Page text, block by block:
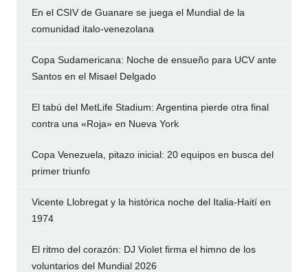
En el CSIV de Guanare se juega el Mundial de la
comunidad italo-venezolana
Copa Sudamericana: Noche de ensueño para UCV ante
Santos en el Misael Delgado
El tabú del MetLife Stadium: Argentina pierde otra final
contra una «Roja» en Nueva York
Copa Venezuela, pitazo inicial: 20 equipos en busca del
primer triunfo
Vicente Llobregat y la histórica noche del Italia-Haití en
1974
El ritmo del corazón: DJ Violet firma el himno de los
voluntarios del Mundial 2026